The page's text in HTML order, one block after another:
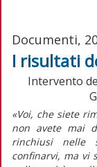
Documenti,
I risultati
Intervento
«Voi, che siete
non avete mai
rinchiusi nelle
confinarvi, ma vi